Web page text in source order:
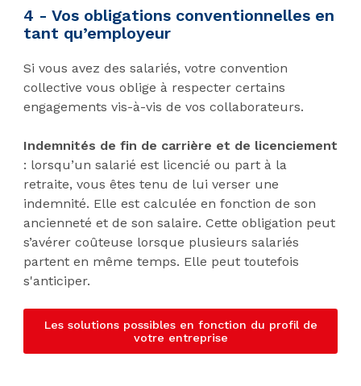
4 - Vos obligations conventionnelles en
tant qu’employeur
Si vous avez des salariés, votre convention
collective vous oblige à respecter certains
engagements vis-à-vis de vos collaborateurs.
Indemnités de fin de carrière et de licenciement
: lorsqu’un salarié est licencié ou part à la
retraite, vous êtes tenu de lui verser une
indemnité. Elle est calculée en fonction de son
ancienneté et de son salaire. Cette obligation peut
s’avérer coûteuse lorsque plusieurs salariés
partent en même temps. Elle peut toutefois
s'anticiper.
Les solutions possibles en fonction du profil de
votre entreprise